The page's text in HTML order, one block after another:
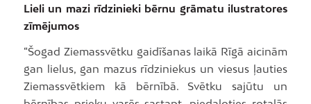
Lieli un mazi rīdzinieki bērnu grāmatu ilustratores
zīmējumos
“Šogad Ziemassvētku gaidīšanas laikā Rīgā aicinām
gan lielus, gan mazus rīdziniekus un viesus ļauties
Ziemassvētkiem kā bērnībā. Svētku sajūtu un